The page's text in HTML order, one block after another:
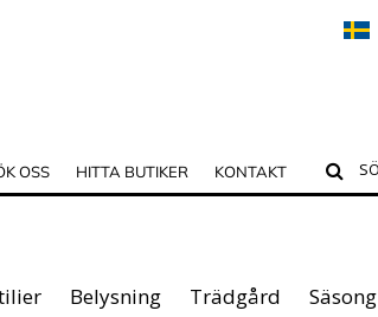
OSS HITTA BUTIKER KONTAKT
Belysning Trädgård Säsong